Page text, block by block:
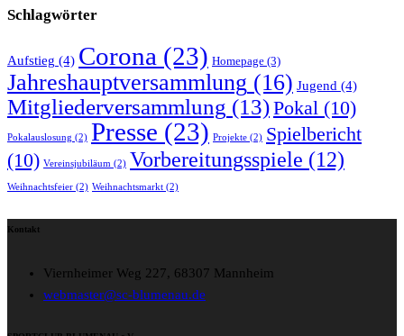
Schlagwörter
Aufstieg (4) Corona (23) Homepage (3)
Jahreshauptversammlung (16) Jugend (4)
Mitgliederversammlung (13)Pokal (10)
Pokalauslosung (2) Presse (23) Projekte (2) Spielbericht
(10) Vereinsjubiläum (2) Vorbereitungsspiele (12)
Weihnachtsfeier (2) Weihnachtsmarkt (2)
Kontakt
Viernheimer Weg 227, 68307 Mannheim
webmaster@sc-blumenau.de